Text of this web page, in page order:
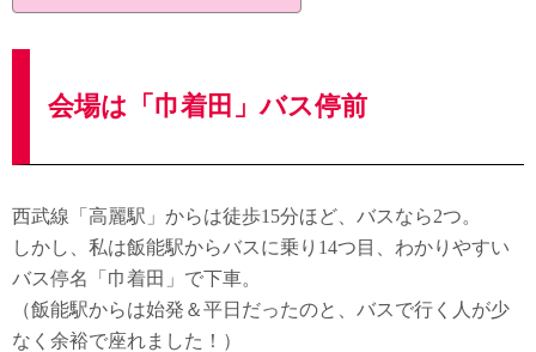
会場は「巾着田」バス停前
西武線「高麗駅」からは徒歩15分ほど、バスなら2つ。
しかし、私は飯能駅からバスに乗り14つ目、わかりやすい
バス停名「巾着田」で下車。
（飯能駅からは始発＆平日だったのと、バスで行く人が少
なく余裕で座れました！）